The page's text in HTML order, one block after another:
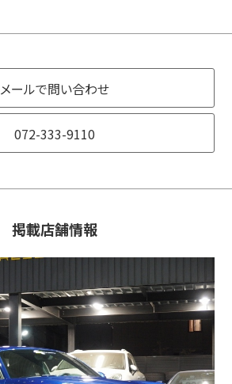
メールで問い合わせ
072-333-9110
掲載店舗情報